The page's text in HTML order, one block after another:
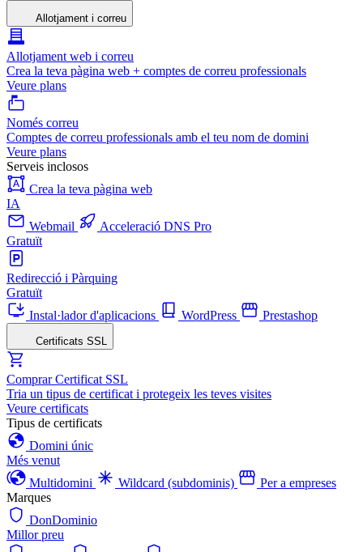
Allotjament i correu
Allotjament web i correu
Crea la teva pàgina web + comptes de correu professionals
Veure plans
Només correu
Comptes de correu professionals amb el teu nom de domini
Veure plans
Serveis inclosos
Crea la teva pàgina web
IA
Webmail
Acceleració DNS Pro
Gratuït
Redirecció i Pàrquing
Gratuït
Instal·lador d'aplicacions
WordPress Prestashop
Certificats SSL
Comprar Certificat SSL
Tria un tipus de certificat i protegeix les teves visites
Veure certificats
Tipus de certificats
Domini únic
Més venut
Multidomini
Wildcard (subdominis)
Per a empreses
Marques
DonDominio
Millor preu